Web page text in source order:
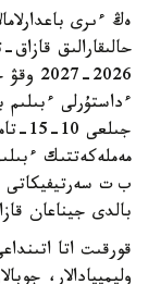
ەڭ ءىرى
حالىقارالىق
مەملەكەتتىك
ب ت سەرتيفيكاتى
بالدى جيناعان